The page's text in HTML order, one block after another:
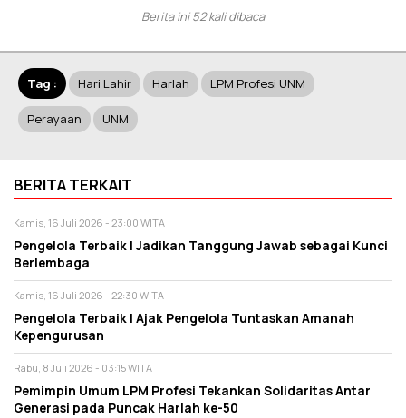
Berita ini 52 kali dibaca
Tag : Hari Lahir Harlah LPM Profesi UNM
Perayaan UNM
BERITA TERKAIT
Kamis, 16 Juli 2026 - 23:00 WITA
Pengelola Terbaik I Jadikan Tanggung Jawab sebagai Kunci
Berlembaga
Kamis, 16 Juli 2026 - 22:30 WITA
Pengelola Terbaik I Ajak Pengelola Tuntaskan Amanah
Kepengurusan
Rabu, 8 Juli 2026 - 03:15 WITA
Pemimpin Umum LPM Profesi Tekankan Solidaritas Antar
Generasi pada Puncak Harlah ke-50